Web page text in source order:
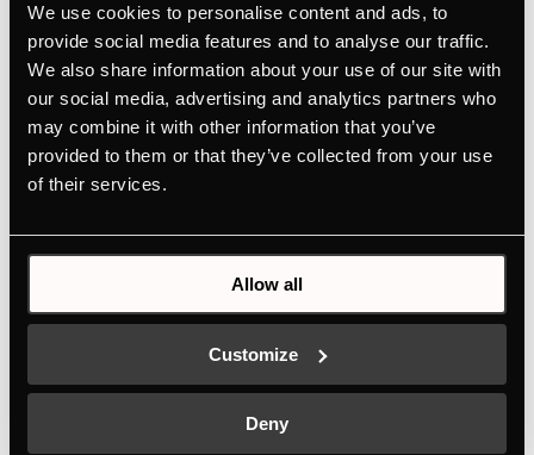
We use cookies to personalise content and ads, to
provide social media features and to analyse our traffic.
We also share information about your use of our site with
our social media, advertising and analytics partners who
may combine it with other information that you’ve
provided to them or that they’ve collected from your use
of their services.
Allow all
Customize
Deny
dankzij Individual Concept DesignSnelle bediening
dankzij TFT-displayEenvoudige bediening dankzij
hoogwaardige aluminium draaiknoppenGemakkelijk te
reinigen dankzij de unieke...
CBD6550.0W
Geen onaangename geuren dankzij de unieke
ökotherm® katalysatorGepersonaliseerde
designkeuze dankzij Individual Concept DesignAlle
aanraaksensorbedieningStoom op de plaats dankzij...